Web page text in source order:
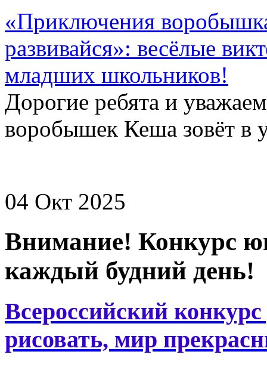
«Приключения
развивайся»: весёлые
младших школьников!
Дорогие ребята и
воробышек Кеша зовёт в
04 Окт 2025
Внимание! Конкурс
каждый будний день!
Всероссийский
рисовать, мир